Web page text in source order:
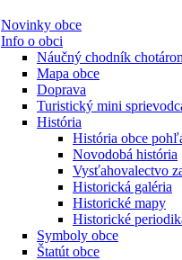
Novinky obce
Info o obci
Náučný chodník
Mapa obce
Doprava
Turistický mini
História
História obce
Novodobá história
Vysťahovalectvo
Historická galéria
Historické mapy
Historické
Symboly obce
Štatút obce